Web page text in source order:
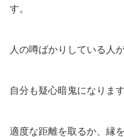
す。
人の噂ばかりしている人
自分も疑心暗鬼になります
適度な距離を取るか、縁